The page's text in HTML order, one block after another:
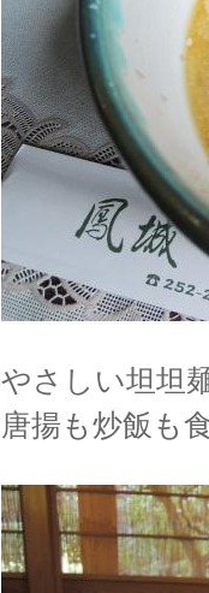
やさしい坦坦
唐揚も炒飯も